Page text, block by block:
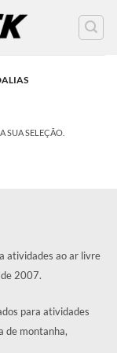
SUA SELEÇÃO.
atividades ao ar livre
2007.
para atividades
de montanha,